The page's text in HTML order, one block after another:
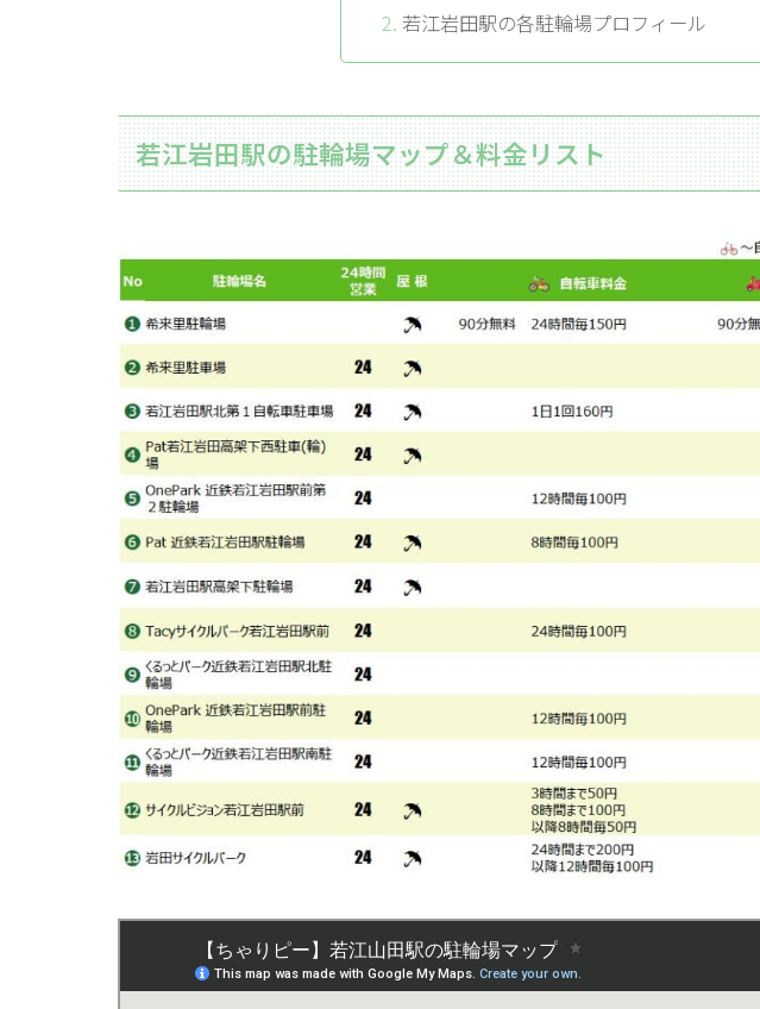
若江岩田駅の各駐輪場プロフィール
若江岩田駅の駐輪場マップ＆料金リスト